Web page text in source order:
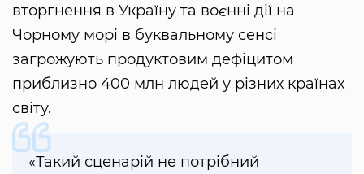
вторгнення в Україну та воєнні дії на
Чорному морі в буквальному сенсі
загрожують продуктовим дефіцитом
приблизно 400 млн людей у різних країнах
світу.
«Такий сценарій не потрібний